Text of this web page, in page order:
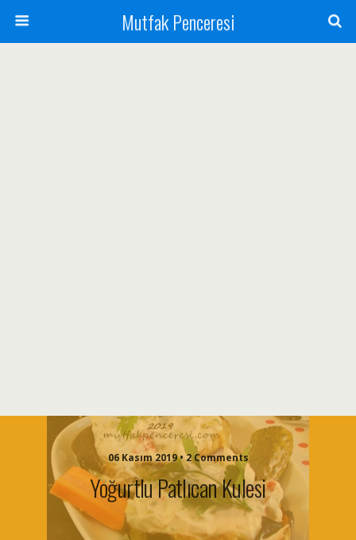
Mutfak Penceresi
06 Kasım 2019 • 2 Comments
Yoğurtlu Patlıcan Kulesi